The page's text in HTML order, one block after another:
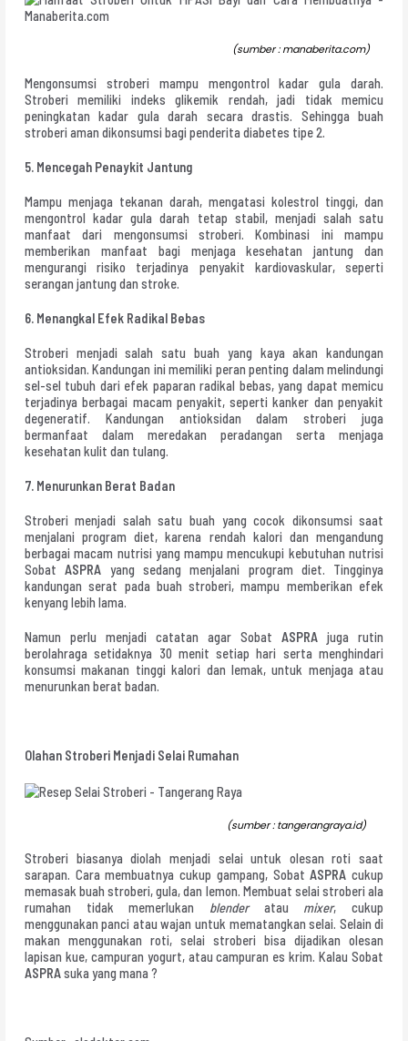
(sumber : manaberita.com)
Mengonsumsi stroberi mampu mengontrol kadar gula darah.
Stroberi memiliki indeks glikemik rendah, jadi tidak memicu
peningkatan kadar gula darah secara drastis. Sehingga buah
stroberi aman dikonsumsi bagi penderita diabetes tipe 2.
5. Mencegah Penaykit Jantung
Mampu menjaga tekanan darah, mengatasi kolestrol tinggi, dan
mengontrol kadar gula darah tetap stabil, menjadi salah satu
manfaat dari mengonsumsi stroberi. Kombinasi ini mampu
memberikan manfaat bagi menjaga kesehatan jantung dan
mengurangi risiko terjadinya penyakit kardiovaskular, seperti
serangan jantung dan stroke.
6. Menangkal Efek Radikal Bebas
Stroberi menjadi salah satu buah yang kaya akan kandungan
antioksidan. Kandungan ini memiliki peran penting dalam melindungi
sel-sel tubuh dari efek paparan radikal bebas, yang dapat memicu
terjadinya berbagai macam penyakit, seperti kanker dan penyakit
degeneratif. Kandungan antioksidan dalam stroberi juga
bermanfaat dalam meredakan peradangan serta menjaga
kesehatan kulit dan tulang.
7. Menurunkan Berat Badan
Stroberi menjadi salah satu buah yang cocok dikonsumsi saat
menjalani program diet, karena rendah kalori dan mengandung
berbagai macam nutrisi yang mampu mencukupi kebutuhan nutrisi
Sobat ASPRA yang sedang menjalani program diet. Tingginya
kandungan serat pada buah stroberi, mampu memberikan efek
kenyang lebih lama.
Namun perlu menjadi catatan agar Sobat ASPRA juga rutin
berolahraga setidaknya 30 menit setiap hari serta menghindari
konsumsi makanan tinggi kalori dan lemak, untuk menjaga atau
menurunkan berat badan.
Olahan Stroberi Menjadi Selai Rumahan
(sumber : tangerangraya.id)
Stroberi biasanya diolah menjadi selai untuk olesan roti saat
sarapan. Cara membuatnya cukup gampang, SobatASPRA cukup
memasak buah stroberi, gula, dan lemon. Membuat selai stroberi ala
rumahan tidak memerlukan blenderatau mixer, cukup
menggunakan panci atau wajan untuk mematangkan selai. Selain di
makan menggunakan roti, selai stroberi bisa dijadikan olesan
lapisan kue, campuran yogurt, atau campuran es krim. Kalau Sobat
ASPRAsuka yang mana ?